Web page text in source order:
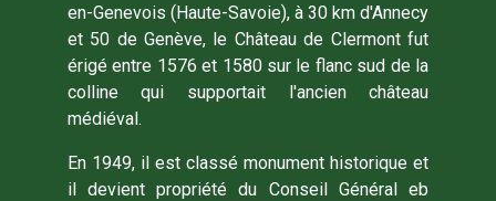
en-Genevois (Haute-Savoie), à 30 km d'Annecy
et 50 de Genève, le Château de Clermont fut
érigé entre 1576 et 1580 sur le flanc sud de la
colline qui supportait l'ancien château
médiéval.
En 1949, il est classé monument historique et
il devient propriété du Conseil Général eb